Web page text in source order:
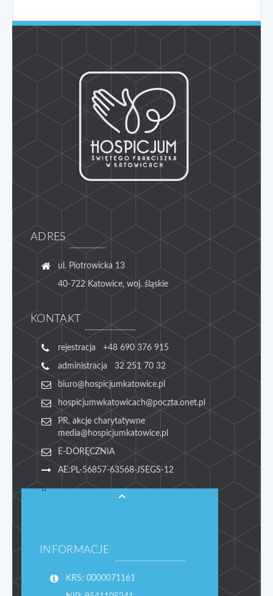
Pola Nadziei 2017
Pola Nadziei 2018
Pola Nadziei 2019
ADRES
ul. Piotrowicka 13
40-722 Katowice, woj. śląskie
KONTAKT
rejestracja +48 690 376 915
administracja 32 251 70 32
biuro@hospicjumkatowice.pl
hospicjumwkatowicach@poczta.onet.pl
PR, akcje charytatywne
media@hospicjumkatowice.pl
E-DORĘCZNIA
AE:PL-56857-63568-JSEGS-12
INFORMACJE
KRS: 0000071161